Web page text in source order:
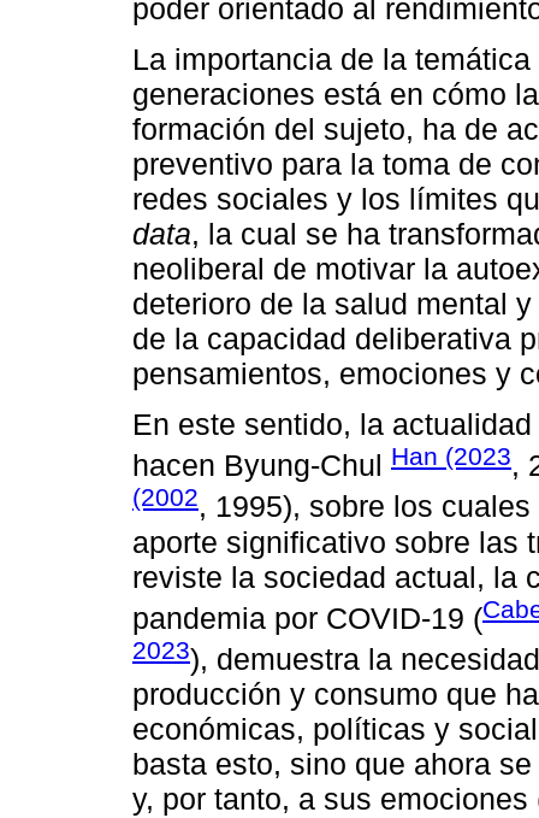
poder orientado al
La importancia de la
generaciones está en cómo
formación del sujeto, ha de
preventivo para la toma de
redes sociales y los límites
data, la cual se ha
neoliberal de motivar la
deterioro de la salud mental
de la capacidad deliberativa
pensamientos, emociones y
En este sentido, la
hacen Byung-Chul Han (2023,
(2002, 1995), sobre los
aporte significativo sobre las
reviste la sociedad actual, la
pandemia por COVID-19 (
2023), demuestra la
producción y consumo que
económicas, políticas y
basta esto, sino que ahora
y, por tanto, a sus emociones